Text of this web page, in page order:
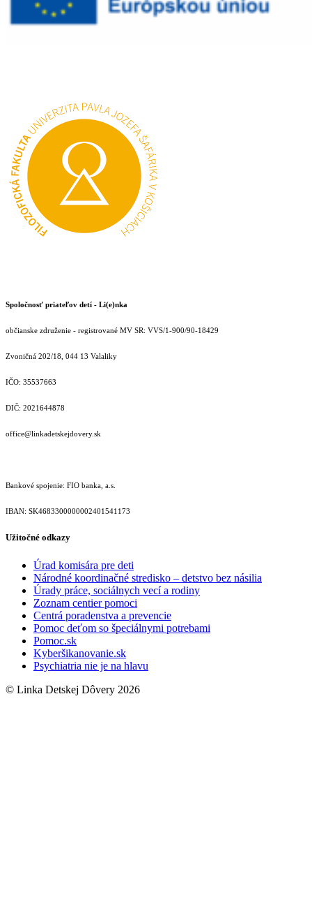
Spoločnosť priateľov detí - Li(e)nka
občianske združenie - registrované MV SR: VVS/1-900/90-18429
Zvoničná 202/18, 044 13 Valaliky
IČO: 35537663
DIČ: 2021644878
office@linkadetskejdovery.sk
Bankové spojenie: FIO banka, a.s.
IBAN: SK46833000000­02401541173
Užitočné odkazy
Úrad komisára pre deti
Národné koordinačné stredisko – detstvo bez násilia
Úrady práce, sociálnych vecí a rodiny
Zoznam centier pomoci
Centrá poradenstva a prevencie
Pomoc deťom so špeciálnymi potrebami
Pomoc.sk
Kyberšikanovanie.sk
Psychiatria nie je na hlavu
© Linka Detskej Dôvery 2026